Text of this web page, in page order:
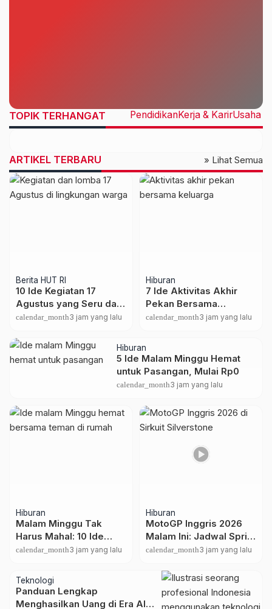
TOPIK TERHANGAT PendidikanKerja & KarirUsaha
ARTIKEL TERBARU » Lihat Semua
Berita HUT RI
10 Ide Kegiatan 17
Agustus yang Seru dan
Hemat untuk Warga
calendar_month3 jam yang lalu
Hiburan
7 Ide Aktivitas Akhir
Pekan Bersama
Keluarga yang Seru dan
calendar_month3 jam yang lalu
Hiburan
5 Ide Malam Minggu Hemat
untuk Pasangan, Mulai Rp0
calendar_month3 jam yang lalu
Hiburan
Malam Minggu Tak
Harus Mahal: 10 Ide
Seru Mulai Rp0
calendar_month3 jam yang lalu
Hiburan
MotoGP Inggris 2026
Malam Ini: Jadwal Sprint
Race dan Jam Tayang
calendar_month3 jam yang lalu
Teknologi
Panduan Lengkap
Menghasilkan Uang di Era AI